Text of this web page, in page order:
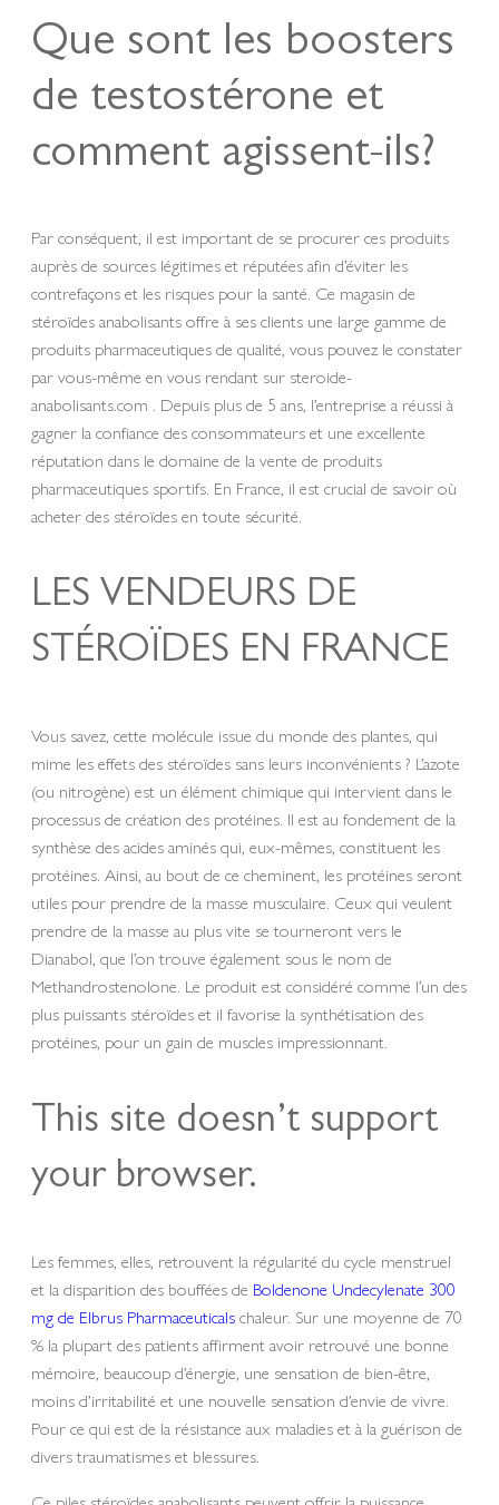
Que sont les boosters
de testostérone et
comment agissent-ils?
Par conséquent, il est important de se procurer ces produits
auprès de sources légitimes et réputées afin d’éviter les
contrefaçons et les risques pour la santé. Ce magasin de
stéroïdes anabolisants offre à ses clients une large gamme de
produits pharmaceutiques de qualité, vous pouvez le constater
par vous-même en vous rendant sur steroide-
anabolisants.com . Depuis plus de 5 ans, l’entreprise a réussi à
gagner la confiance des consommateurs et une excellente
réputation dans le domaine de la vente de produits
pharmaceutiques sportifs. En France, il est crucial de savoir où
acheter des stéroïdes en toute sécurité.
LES VENDEURS DE
STÉROÏDES EN FRANCE
Vous savez, cette molécule issue du monde des plantes, qui
mime les effets des stéroïdes sans leurs inconvénients ? L’azote
(ou nitrogène) est un élément chimique qui intervient dans le
processus de création des protéines. Il est au fondement de la
synthèse des acides aminés qui, eux-mêmes, constituent les
protéines. Ainsi, au bout de ce cheminent, les protéines seront
utiles pour prendre de la masse musculaire. Ceux qui veulent
prendre de la masse au plus vite se tourneront vers le
Dianabol, que l’on trouve également sous le nom de
Methandrostenolone. Le produit est considéré comme l’un des
plus puissants stéroïdes et il favorise la synthétisation des
protéines, pour un gain de muscles impressionnant.
This site doesn’t support
your browser.
Les femmes, elles, retrouvent la régularité du cycle menstruel
et la disparition des bouffées de Boldenone Undecylenate 300
mg de Elbrus Pharmaceuticalschaleur. Sur une moyenne de 70
% la plupart des patients affirment avoir retrouvé une bonne
mémoire, beaucoup d’énergie, une sensation de bien-être,
moins d’irritabilité et une nouvelle sensation d’envie de vivre.
Pour ce qui est de la résistance aux maladies et à la guérison de
divers traumatismes et blessures.